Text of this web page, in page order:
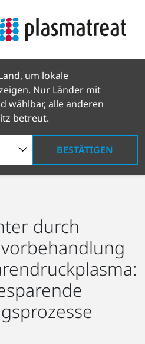
um lokale
Nur Länder mit
wählbar, alle anderen
betreut.
BESTÄTIGEN
Neue Energien
durch